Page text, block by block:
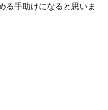
る手助けになると思いま